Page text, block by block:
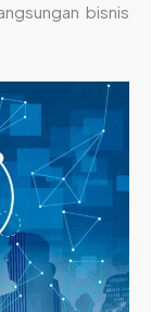
bisnis